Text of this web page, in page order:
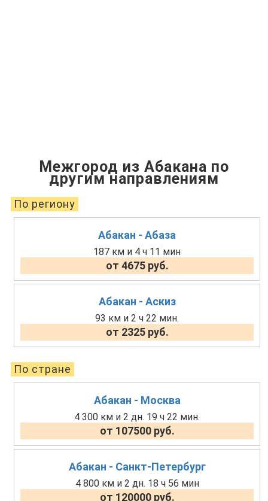
Межгород из Абакана по
другим направлениям
По региону
Абакан - Абаза
187 км и 4 ч 11 мин
от 4675 руб.
Абакан - Аскиз
93 км и 2 ч 22 мин.
от 2325 руб.
По стране
Абакан - Москва
4 300 км и 2 дн. 19 ч 22 мин.
от 107500 руб.
Абакан - Санкт-Петербург
4 800 км и 2 дн. 18 ч 56 мин
от 120000 руб.